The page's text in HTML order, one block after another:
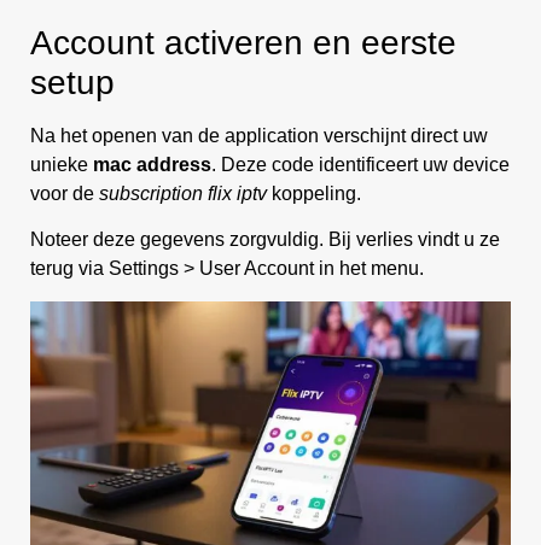
Account activeren en eerste
setup
Na het openen van de application verschijnt direct uw
unieke mac address. Deze code identificeert uw device
voor de subscription flix iptvkoppeling.
Noteer deze gegevens zorgvuldig. Bij verlies vindt u ze
terug via Settings > User Account in het menu.